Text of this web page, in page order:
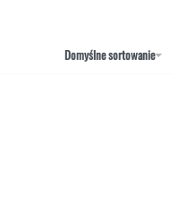
Domyślne sortowanie